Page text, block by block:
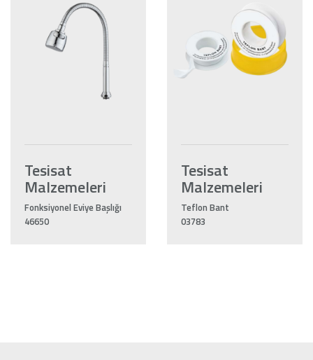
Tesisat
Malzemeleri
Fonksiyonel Eviye Başlığı
46650
Tesisat
Malzemeleri
Teflon Bant
03783